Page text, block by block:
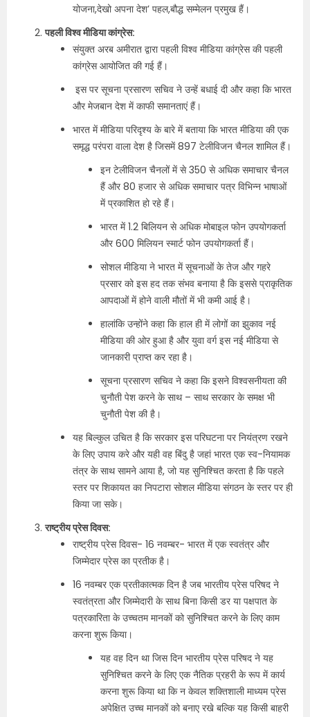
योजना,देखो अपना देश’ पहल,बौद्ध सम्मेलन प्रमुख हैं।
पहली विश्व मीडिया कांग्रेस:
संयुक्त अरब अमीरात द्वारा पहली विश्व मीडिया कांग्रेस की पहली
कांग्रेस आयोजित की गई हैं।
इस पर सूचना प्रसारण सचिव ने उन्हें बधाई दी और कहा कि भारत
और मेजबान देश में काफी समानताएं हैं।
भारत में मीडिया परिदृश्य के बारे में बताया कि भारत मीडिया की एक
समृद्ध परंपरा वाला देश है जिसमें 897 टेलीविजन चैनल शामिल हैं।
इन टेलीविजन चैनलों में से 350 से अधिक समाचार चैनल
हैं और 80 हजार से अधिक समाचार पत्र विभिन्न भाषाओं
में प्रकाशित हो रहे हैं।
भारत में 1.2 बिलियन से अधिक मोबाइल फोन उपयोगकर्ता
और 600 मिलियन स्मार्ट फोन उपयोगकर्ता हैं।
सोशल मीडिया ने भारत में सूचनाओं के तेज और गहरे
प्रसार को इस हद तक संभव बनाया है कि इससे प्राकृतिक
आपदाओं में होने वाली मौतों में भी कमी आई है।
हालांकि उन्होंने कहा कि हाल ही में लोगों का झुकाव नई
मीडिया की ओर हुआ है और युवा वर्ग इस नई मीडिया से
जानकारी प्राप्त कर रहा है।
सूचना प्रसारण सचिव ने कहा कि इसने विश्वसनीयता की
चुनौती पेश करने के साथ – साथ सरकार के समक्ष भी
चुनौती पेश की है।
यह बिल्कुल उचित है कि सरकार इस परिघटना पर नियंत्रण रखने
के लिए उपाय करे और यही वह बिंदु है जहां भारत एक स्व-नियामक
तंत्र के साथ सामने आया है, जो यह सुनिश्चित करता है कि पहले
स्तर पर शिकायत का निपटारा सोशल मीडिया संगठन के स्तर पर ही
किया जा सके।
राष्ट्रीय प्रेस दिवस:
राष्ट्रीय प्रेस दिवस- 16 नवम्‍बर- भारत में एक स्वतंत्र और
जिम्मेदार प्रेस का प्रतीक है।
16 नवम्‍बर एक प्रतीकात्मक दिन है जब भारतीय प्रेस परिषद ने
स्वतंत्रता और जिम्मेदारी के साथ बिना किसी डर या पक्षपात के
पत्रकारिता के उच्चतम मानकों को सुनिश्चित करने के लिए काम
करना शुरू किया।
यह वह दिन था जिस दिन भारतीय प्रेस परिषद ने यह
सुनिश्चित करने के लिए एक नैतिक प्रहरी के रूप में कार्य
करना शुरू किया था कि न केवल शक्तिशाली माध्यम प्रेस
अपेक्षित उच्च मानकों को बनाए रखे बल्कि यह किसी बाहरी